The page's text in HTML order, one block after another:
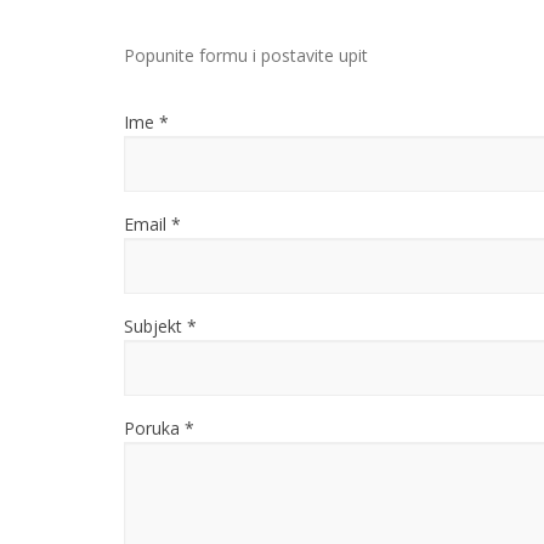
Popunite formu i postavite upit
Ime *
Email *
Subjekt *
Poruka *